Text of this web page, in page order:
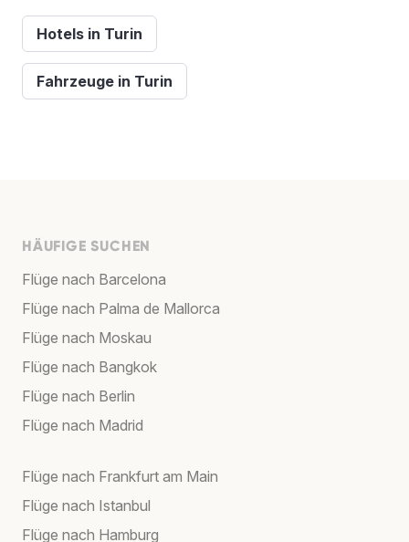
Hotels in Turin
Fahrzeuge in Turin
HÄUFIGE SUCHEN
Flüge nach Barcelona
Flüge nach Palma de Mallorca
Flüge nach Moskau
Flüge nach Bangkok
Flüge nach Berlin
Flüge nach Madrid
Flüge nach Frankfurt am Main
Flüge nach Istanbul
Flüge nach Hamburg